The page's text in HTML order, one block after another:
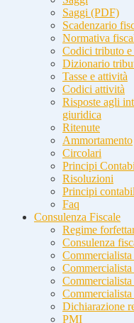
Saggi (PDF)
Scadenzario
Normativa
Codici tributo e
Dizionario
Tasse e attività
Codici attività
Risposte agli
giuridica
Ritenute
Ammortamento
Circolari
Principi
Risoluzioni
Principi
Faq
Consulenza Fiscale
Regime
Consulenza
Commercialista
Commercialista
Dichiarazione
PMI